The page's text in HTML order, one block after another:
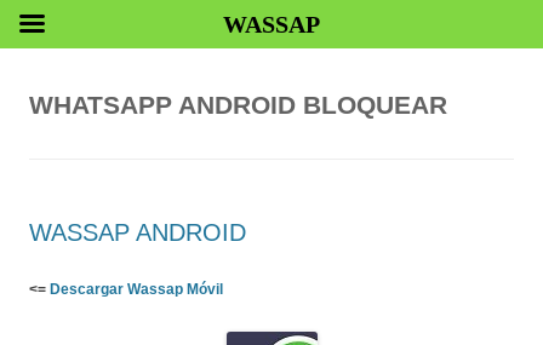
WHATSAPP ANDROID BLOQUEAR
WASSAP ANDROID
<= Descargar Wassap Móvil
WASSAP